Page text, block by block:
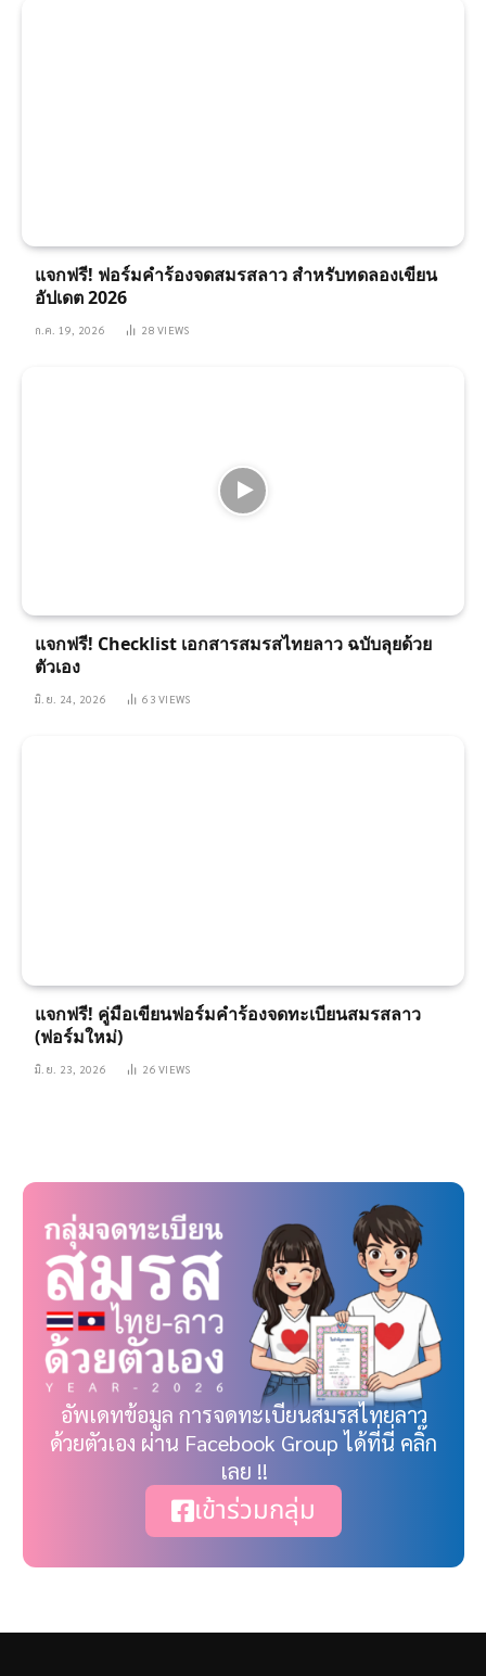
แจกฟรี! ฟอร์มคำร้องจดสมรสลาว สำหรับทดลองเขียน
อัปเดต 2026
ก.ค. 19, 2026 28VIEWS
แจกฟรี! Checklist เอกสารสมรสไทยลาว ฉบับลุยด้วย
ตัวเอง
มิ.ย. 24, 2026 63VIEWS
แจกฟรี! คู่มือเขียนฟอร์มคำร้องจดทะเบียนสมรสลาว
(ฟอร์มใหม่)
มิ.ย. 23, 2026 26VIEWS
อัพเดทข้อมูล การจดทะเบียนสมรสไทยลาว
ด้วยตัวเอง ผ่าน Facebook Group ได้ที่นี่ คลิ๊ก
เลย !!
เข้าร่วมกลุ่ม